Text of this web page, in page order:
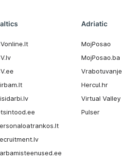
Adriatic
MojPosao
MojPosao.ba
Vrabotuvanje
Hercul.hr
Virtual Valley
Pulser